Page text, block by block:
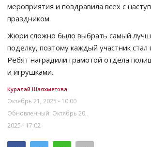
мероприятия и поздравила всех с
праздником.
Жюри сложно было выбрать самый
поделку, поэтому каждый участник
Ребят наградили грамотой отдела
и игрушками.
Куралай Шаяхметова
Октябрь 21, 2025 - 10:00
Обновленный: Октябрь 20,
2025 - 17:02